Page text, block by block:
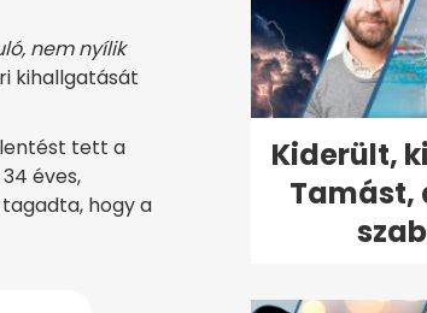
nem nyílik
kihallgatását
tett a
éves,
tagadta, hogy a
Kiderült,
Tamást,